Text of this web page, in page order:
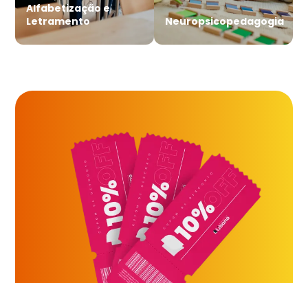
Alfabetização e
Letramento
Neuropsicopedagogia